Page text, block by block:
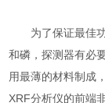
为了保证最佳功
和磷，探测器有必
用最薄的材料制成
XRF分析仪的前端